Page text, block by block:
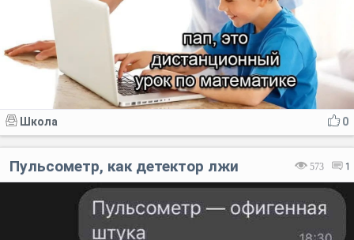
0
Школа
573 1
Пульсометр, как детектор лжи